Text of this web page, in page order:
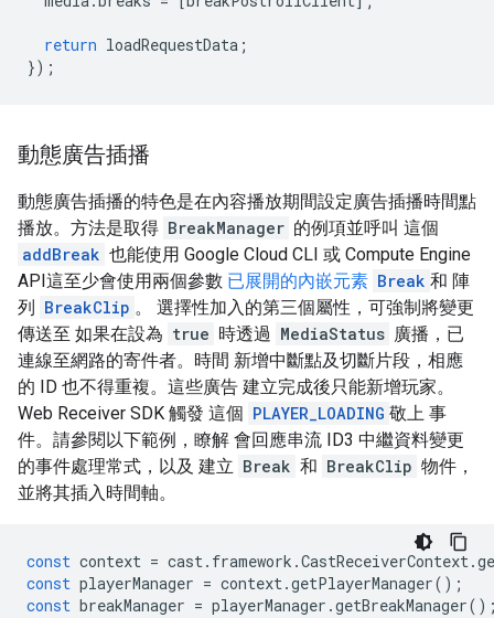
return loadRequestData ;
});
動態廣告插播
動態廣告插播的特色是在內容播放期間設定廣告插播時間點
播放。方法是取得 BreakManager 的例項並呼叫 這個
addBreak 也能使用 Google Cloud CLI 或 Compute Engine
API這至少會使用兩個參數 已展開的內嵌元素 Break 和 陣
列 BreakClip 。 選擇性加入的第三個屬性，可強制將變更
傳送至 如果在設為 true 時透過 MediaStatus 廣播，已
連線至網路的寄件者。時間 新增中斷點及切斷片段，相應
的 ID 也不得重複。這些廣告 建立完成後只能新增玩家。
Web Receiver SDK 觸發 這個 PLAYER_LOADING 敬上 事
件。請參閱以下範例，瞭解 會回應串流 ID3 中繼資料變更
的事件處理常式，以及 建立 Break 和 BreakClip 物件，
並將其插入時間軸。
const context = cast. framework .CastReceiverContext.
const playerManager = context.getPlayerManager();
const breakManager = playerManager .getBreakManager